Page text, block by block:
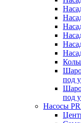
под
под
Насосы